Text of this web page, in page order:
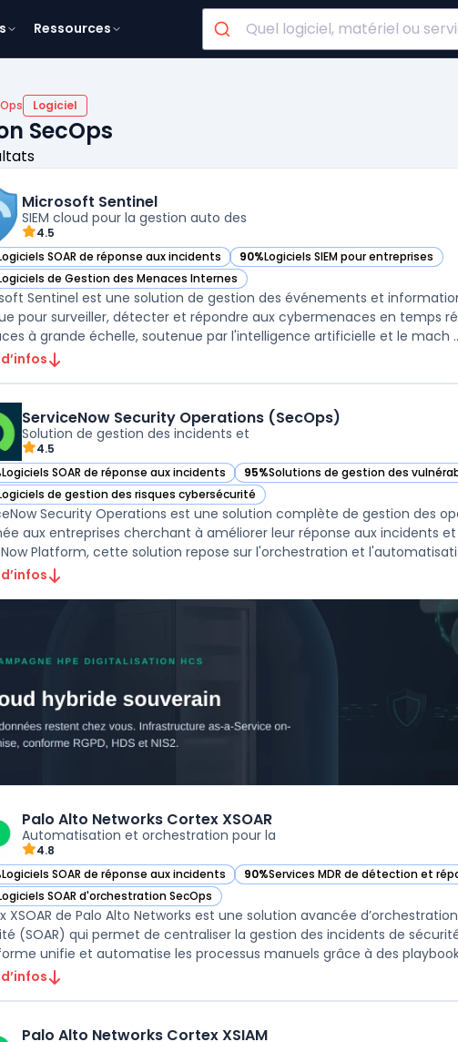
Ressources
Logiciel
SecOps
Microsoft Sentinel
SIEM cloud pour la gestion auto des
4.5
SOAR de réponse aux incidents
Microsoft Sentinel dans cette catégorie 90%Logiciels SIEM pour entreprises
— voir Microsoft Sentinel dans cette
de Gestion des Menaces Internes
Microsoft Sentinel dans cette catégorie
Sentinel est une solution de gestion des événements et
pour surveiller, détecter et répondre aux cybermenaces en temps
à grande échelle, soutenue par l'intelligence artificielle et le mach
ServiceNow Security Operations (SecOps)
Solution de gestion des incidents et
4.5
Logiciels SOAR de réponse aux incidents
ServiceNow Security Operations (SecOps) dans cette catégorie
95%Solutions de gestion des
— voir ServiceNow Security
de gestion des risques cybersécurité
ServiceNow Security Operations (SecOps) dans cette catégorie
Security Operations est une solution complète de gestion des
aux entreprises cherchant à améliorer leur réponse aux incidents
Platform, cette solution repose sur l'orchestration et l'automatisati
Palo Alto Networks Cortex XSOAR
Automatisation et orchestration pour la
4.8
Logiciels SOAR de réponse aux incidents
Palo Alto Networks Cortex XSOAR dans cette catégorie
90%Services MDR de détection et
— voir Palo Alto Networks Cortex
SOAR d'orchestration SecOps
Palo Alto Networks Cortex XSOAR dans cette catégorie
XSOAR de Palo Alto Networks est une solution avancée
(SOAR) qui permet de centraliser la gestion des incidents de
unifie et automatise les processus manuels grâce à des
Palo Alto Networks Cortex XSIAM